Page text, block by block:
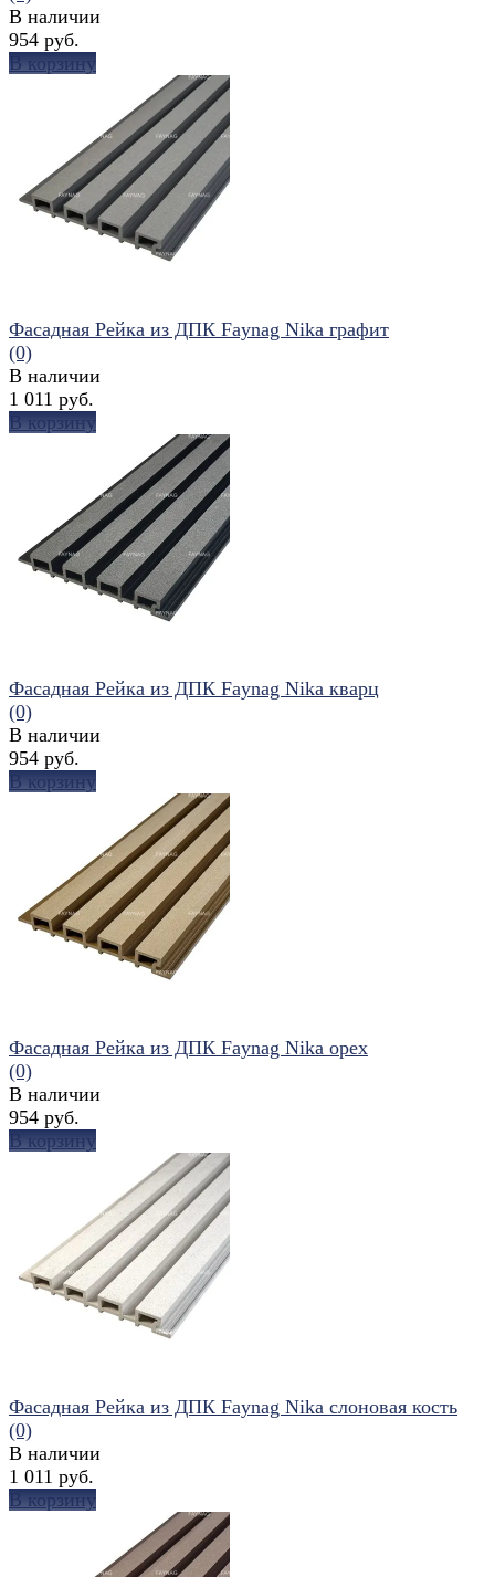
избранное сравнить
В наличии
954 руб.
В корзину
избранное сравнить
Фасадная Рейка из ДПК Faynag Nika графит
(0)
В наличии
1 011 руб.
В корзину
избранное сравнить
Фасадная Рейка из ДПК Faynag Nika кварц
(0)
В наличии
954 руб.
В корзину
избранное сравнить
Фасадная Рейка из ДПК Faynag Nika орех
(0)
В наличии
954 руб.
В корзину
Фасадная Рейка из ДПК Faynag Nika слоновая кость
(0)
В наличии
1 011 руб.
В корзину